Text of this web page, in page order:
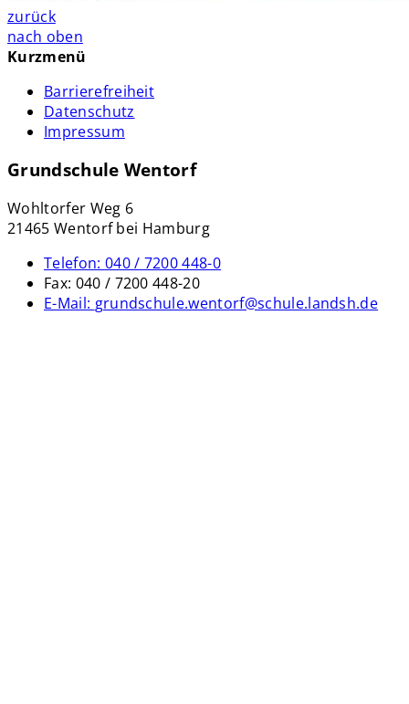
zurück
nach oben
Kurzmenü
Barrierefreiheit
Datenschutz
Impressum
Grundschule Wentorf
Wohltorfer Weg 6
21465 Wentorf bei Hamburg
Telefon: 040 / 7200 448-0
Fax: 040 / 7200 448-20
E-Mail: grundschule.wentorf@schule.landsh.de